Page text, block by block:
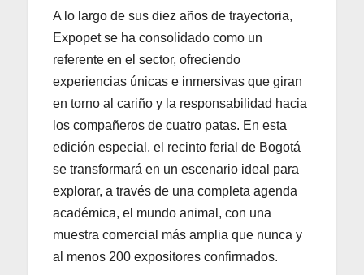
A lo largo de sus diez años de trayectoria,
Expopet se ha consolidado como un
referente en el sector, ofreciendo
experiencias únicas e inmersivas que giran
en torno al cariño y la responsabilidad hacia
los compañeros de cuatro patas. En esta
edición especial, el recinto ferial de Bogotá
se transformará en un escenario ideal para
explorar, a través de una completa agenda
académica, el mundo animal, con una
muestra comercial más amplia que nunca y
al menos 200 expositores confirmados.